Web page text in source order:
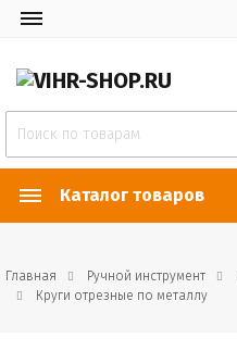
Каталог товаров
Главная Ручной инструмент
Круги отрезные по металлу